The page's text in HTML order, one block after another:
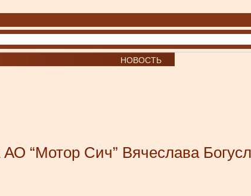
НОВОСТЬ
“Мотор Сич” Вячеслава